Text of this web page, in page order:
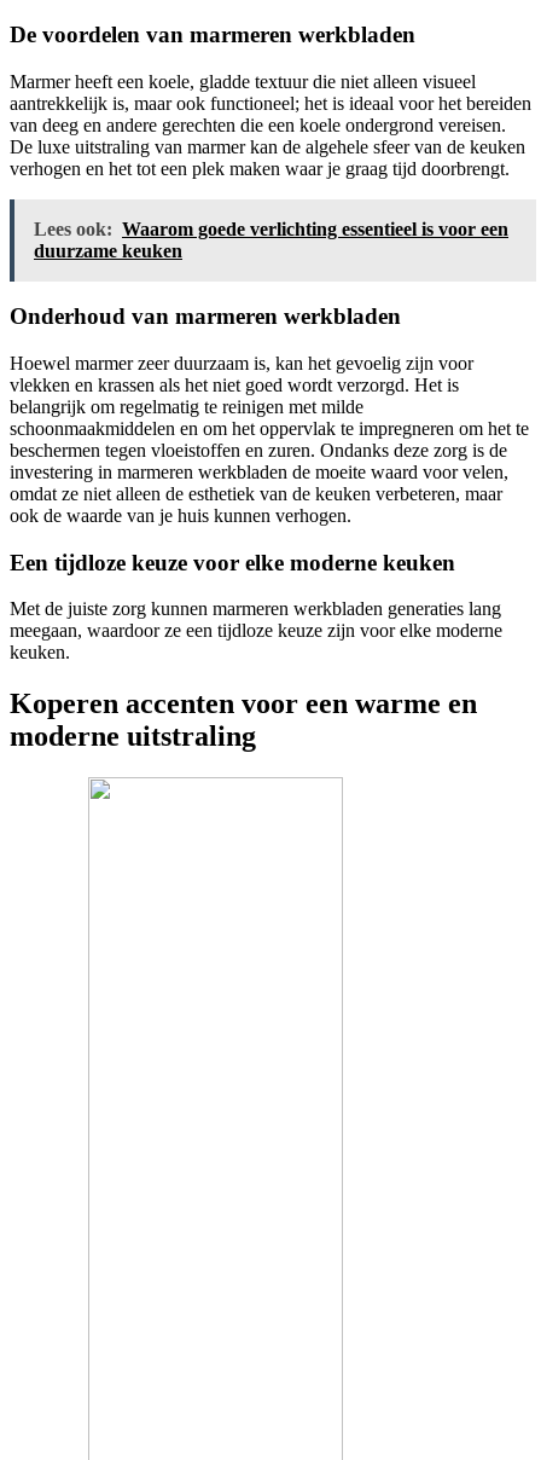
De voordelen van marmeren werkbladen
Marmer heeft een koele, gladde textuur die niet alleen visueel
aantrekkelijk is, maar ook functioneel; het is ideaal voor het bereiden
van deeg en andere gerechten die een koele ondergrond vereisen.
De luxe uitstraling van marmer kan de algehele sfeer van de keuken
verhogen en het tot een plek maken waar je graag tijd doorbrengt.
Lees ook: Waarom goede verlichting essentieel is voor een
duurzame keuken
Onderhoud van marmeren werkbladen
Hoewel marmer zeer duurzaam is, kan het gevoelig zijn voor
vlekken en krassen als het niet goed wordt verzorgd. Het is
belangrijk om regelmatig te reinigen met milde
schoonmaakmiddelen en om het oppervlak te impregneren om het te
beschermen tegen vloeistoffen en zuren. Ondanks deze zorg is de
investering in marmeren werkbladen de moeite waard voor velen,
omdat ze niet alleen de esthetiek van de keuken verbeteren, maar
ook de waarde van je huis kunnen verhogen.
Een tijdloze keuze voor elke moderne keuken
Met de juiste zorg kunnen marmeren werkbladen generaties lang
meegaan, waardoor ze een tijdloze keuze zijn voor elke moderne
keuken.
Koperen accenten voor een warme en
moderne uitstraling